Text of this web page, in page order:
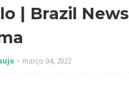
| Brazil News
março 04, 2022